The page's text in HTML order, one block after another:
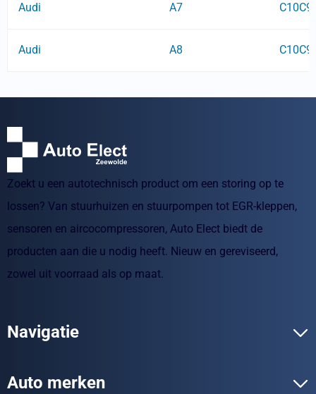
Audi A7
Audi A8
Zoekt u een autotechnisch product om een storing op te
lossen? Van stuurhuizen en stuurpompen tot EGR-kleppen,
sensoren en aircocompressoren, Auto Elect biedt de
producten aan die u nodig heeft. Nieuw en gereviseerd,
zowel uit voorraad als op maat.
Navigatie
Auto merken